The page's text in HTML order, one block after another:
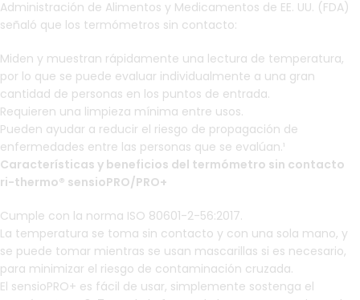
Administración de Alimentos y Medicamentos de EE. UU. (FDA)
señaló que los termómetros sin contacto:
Miden y muestran rápidamente una lectura de temperatura,
por lo que se puede evaluar individualmente a una gran
cantidad de personas en los puntos de entrada.
Requieren una limpieza mínima entre usos.
Pueden ayudar a reducir el riesgo de propagación de
enfermedades entre las personas que se evalúan.¹
Características y beneficios del termómetro sin contacto
ri-thermo® sensioPRO/PRO+
Cumple con la norma ISO 80601-2-56:2017.
La temperatura se toma sin contacto y con una sola mano, y
se puede tomar mientras se usan mascarillas si es necesario,
para minimizar el riesgo de contaminación cruzada.
El sensioPRO+ es fácil de usar, simplemente sostenga el